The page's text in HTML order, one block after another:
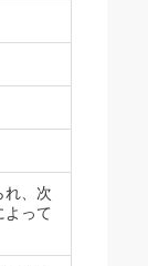
れ、次
よって